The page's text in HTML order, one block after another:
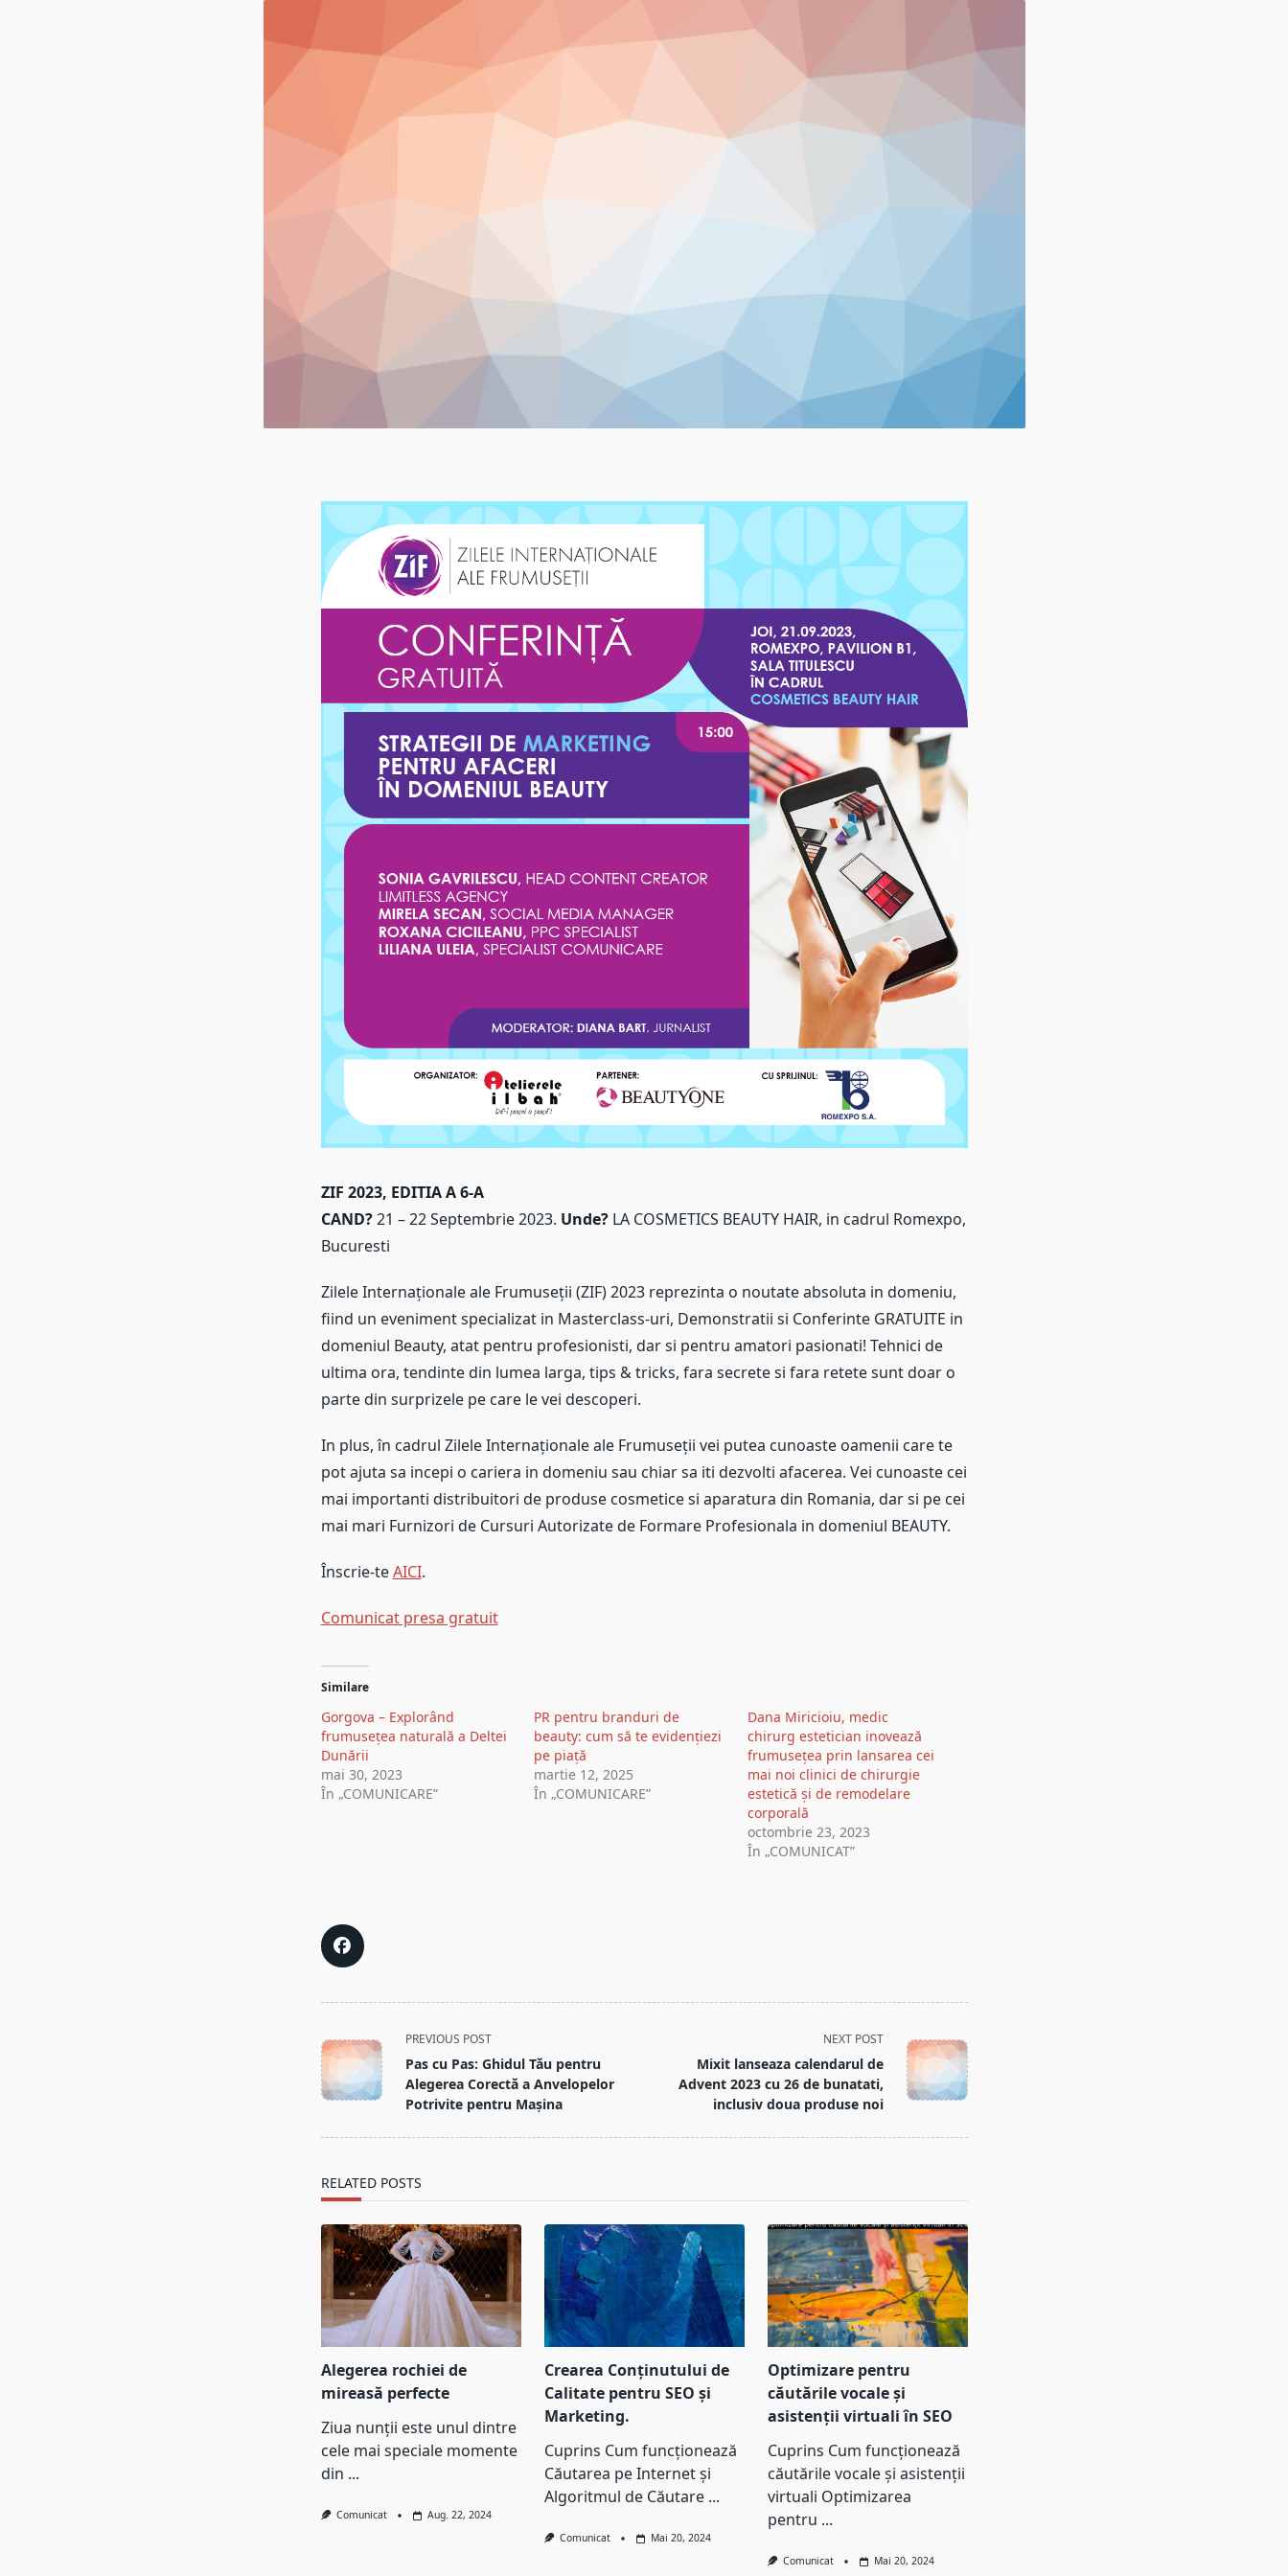
ZIF 2023, EDITIA A 6-A
CAND?21 – 22 Septembrie 2023. Unde?LA COSMETICS BEAUTY HAIR, in cadrul Romexpo,
Bucuresti
Zilele Internaționale ale Frumuseții (ZIF) 2023 reprezinta o noutate absoluta in domeniu,
fiind un eveniment specializat in Masterclass-uri, Demonstratii si Conferinte GRATUITE in
domeniul Beauty, atat pentru profesionisti, dar si pentru amatori pasionati! Tehnici de
ultima ora, tendinte din lumea larga, tips & tricks, fara secrete si fara retete sunt doar o
parte din surprizele pe care le vei descoperi.
In plus, în cadrul Zilele Internaționale ale Frumuseții vei putea cunoaste oamenii care te
pot ajuta sa incepi o cariera in domeniu sau chiar sa iti dezvolti afacerea. Vei cunoaste cei
mai importanti distribuitori de produse cosmetice si aparatura din Romania, dar si pe cei
mai mari Furnizori de Cursuri Autorizate de Formare Profesionala in domeniul BEAUTY.
Înscrie-teAICI.
Navigare
în
articole
Comunicat presa gratuit
Similare
Gorgova – Explorând
frumusețea naturală a Deltei
Dunării
mai 30, 2023
În „COMUNICARE”
PR pentru branduri de
beauty: cum să te evidențiezi
pe piață
martie 12, 2025
În „COMUNICARE”
Dana Miricioiu, medic
chirurg estetician inovează
frumusețea prin lansarea cei
mai noi clinici de chirurgie
estetică și de remodelare
corporală
octombrie 23, 2023
În „COMUNICAT”
<span
class="nav-
subtitle
screen-
PREVIOUS POST
Pas cu Pas: Ghidul Tău pentru
Alegerea Corectă a Anvelopelor
Potrivite pentru Mașina
NEXT POST
Mixit lanseaza calendarul de
Advent 2023 cu 26 de bunatati,
inclusiv doua produse noi
RELATED POSTS
Alegerea rochiei de
mireasă perfecte
Ziua nunții este unul dintre
cele mai speciale momente
din ...
Comunicat Aug. 22, 2024
Crearea Conținutului de
Calitate pentru SEO și
Marketing.
Cuprins Cum funcționează
Căutarea pe Internet și
Algoritmul de Căutare ...
Comunicat Mai 20, 2024
Optimizare pentru
căutările vocale și
asistenții virtuali în SEO
Cuprins Cum funcționează
căutările vocale și asistenții
virtuali Optimizarea
pentru ...
Comunicat Mai 20, 2024